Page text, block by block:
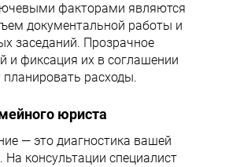
факторами являются
документальной работы и
заседаний. Прозрачное
и фиксация их в соглашении
расходы.
юриста
— это диагностика вашей
На консультации специалист